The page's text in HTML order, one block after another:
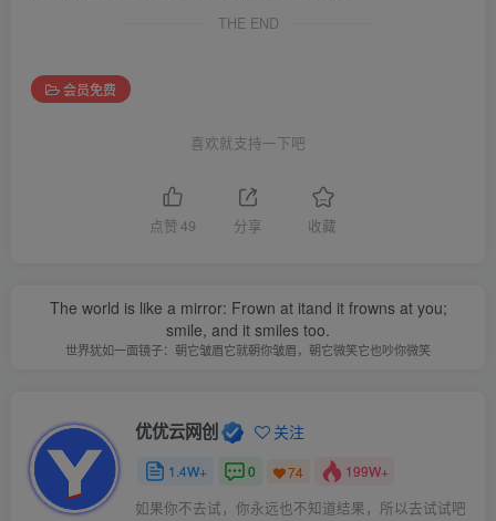
THE END
会员免费
喜欢就支持一下吧
点赞49 分享 收藏
The world is like a mirror: Frown at itand it frowns at you;
smile, and it smiles too.
世界犹如一面镜子：朝它皱眉它就朝你皱眉，朝它微笑它也吵你微笑
优优云网创 关注
1.4W+ 0 74 199W+
如果你不去试，你永远也不知道结果，所以去试试吧